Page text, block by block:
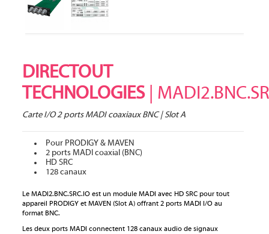
DIRECTOUT
TECHNOLOGIES|
Carte I/O 2 ports MADI coaxiaux BNC | Slot A
Pour PRODIGY & MAVEN
2 ports MADI coaxial (BNC)
HD SRC
128 canaux
Le MADI2.BNC.SRC.IO est un module MADI avec HD SRC pour tout
appareil PRODIGY et MAVEN (Slot A) offrant 2 ports MADI I/O au
format BNC.
Les deux ports MADI connectent 128 canaux audio de signaux